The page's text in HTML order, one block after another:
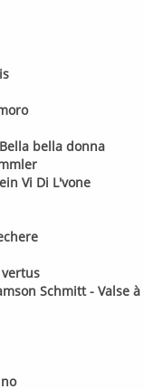
bella donna
Vi Di L'vone
Schmitt - Valse à